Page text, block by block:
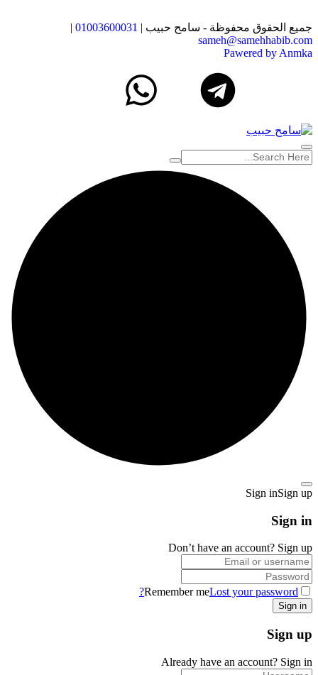
جميع الحقوق محفوظة - سامح حبيب | 01003600031
|
sameh@samehhabib.com
Pawered by Anmka
Sign inSign up
Sign in
Don’t have an account? Sign up
Remember meLost your password?
Sign up
Already have an account? Sign in